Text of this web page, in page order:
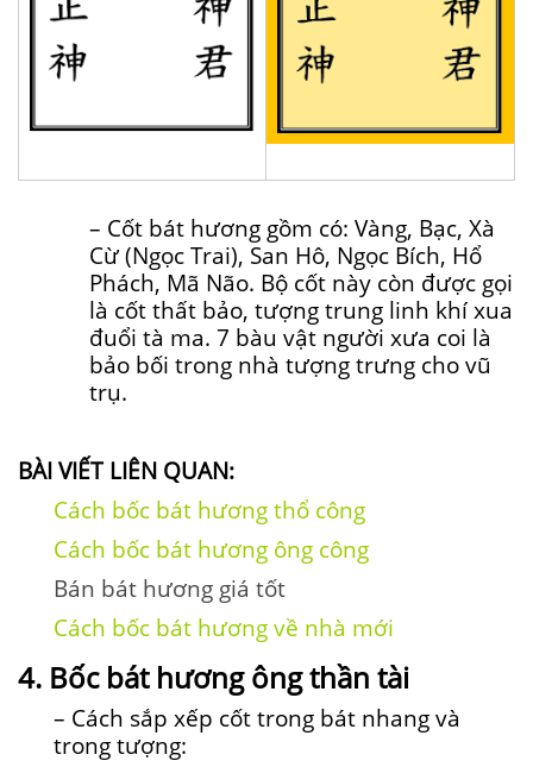
– Cốt bát hương gồm có: Vàng, Bạc, Xà
Cừ (Ngọc Trai), San Hô, Ngọc Bích, Hổ
Phách, Mã Não. Bộ cốt này còn được gọi
là cốt thất bảo, tượng trung linh khí xua
đuổi tà ma. 7 bàu vật người xưa coi là
bảo bối trong nhà tượng trưng cho vũ
trụ.
BÀI VIẾT LIÊN QUAN:
Cách bốc bát hương thổ công
Cách bốc bát hương ông công
Bán bát hương giá tốt
Cách bốc bát hương về nhà mới
4. Bốc bát hương ông thần tài
– Cách sắp xếp cốt trong bát nhang và
trong tượng: